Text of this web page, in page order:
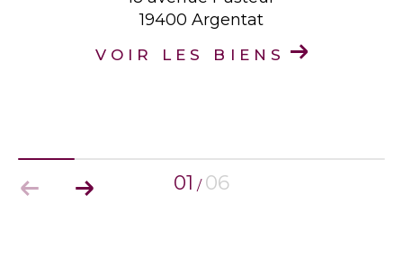
19400 Argentat
VOIR LES BIENS
01 / 06